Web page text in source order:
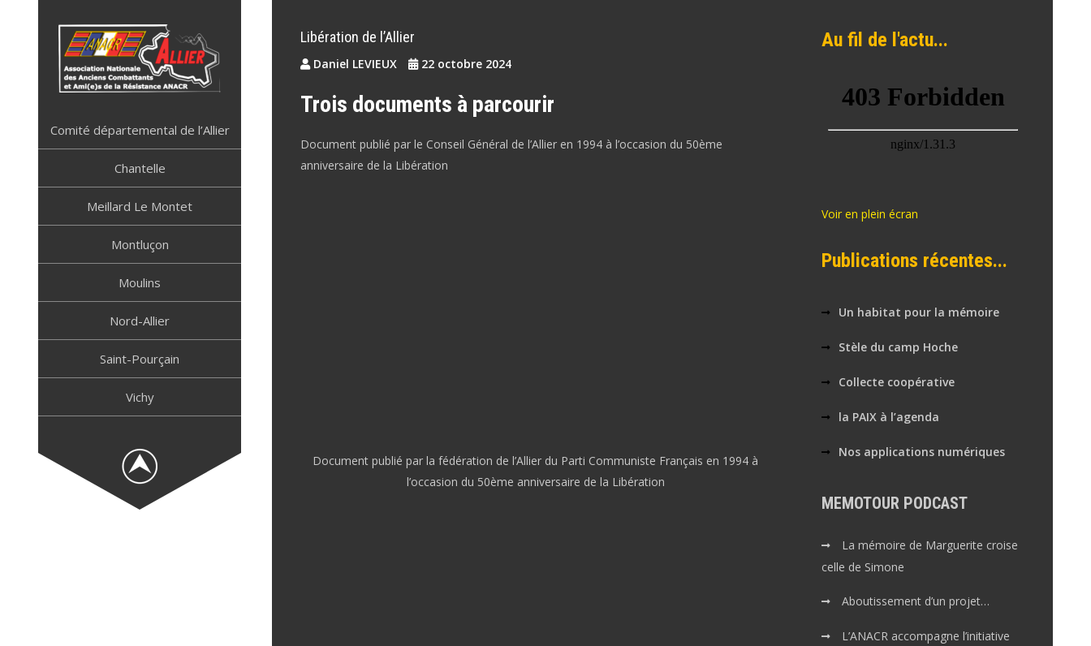
Comité départemental de l’Allier
Chantelle
Meillard Le Montet
Montluçon
Moulins
Nord-Allier
Saint-Pourçain
Vichy
Libération de l’Allier
Daniel LEVIEUX 22 octobre 2024
Trois documents à parcourir
Document publié par le Conseil Général de l’Allier en 1994 à l’occasion du 50ème
anniversaire de la Libération
Document publié par la fédération de l’Allier du Parti Communiste Français en 1994 à
l’occasion du 50ème anniversaire de la Libération
Au fil de l'actu...
Voir en plein écran
Publications récentes...
Un habitat pour la mémoire
Stèle du camp Hoche
Collecte coopérative
la PAIX à l’agenda
Nos applications numériques
MEMOTOUR PODCAST
La mémoire de Marguerite croise
celle de Simone
Aboutissement d’un projet…
L’ANACR accompagne l’initiative